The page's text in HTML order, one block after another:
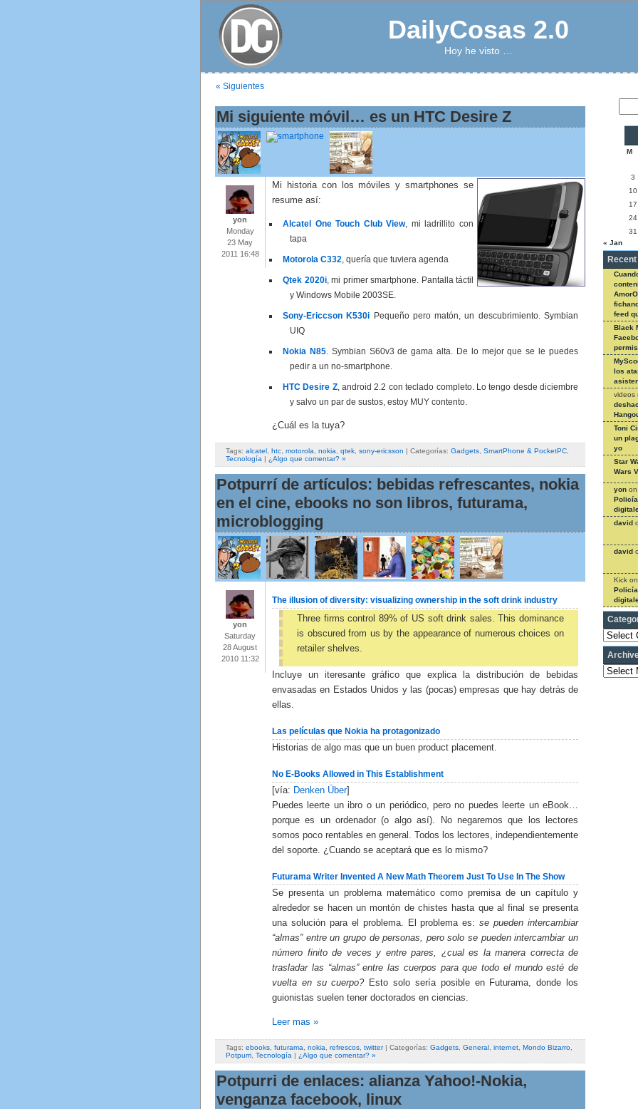
DailyCosas 2.0
Hoy he visto …
« Siguientes
Mi siguiente móvil… es un HTC Desire Z
yon
Monday
23 May
2011 16:48
Mi historia con los móviles y smartphones se
resume así:
Alcatel One Touch Club View, mi ladrillito con
tapa
Motorola C332, quería que tuviera agenda
Qtek 2020i, mi primer smartphone. Pantalla táctil
y Windows Mobile 2003SE.
Sony-Ericcson K530i Pequeño pero matón, un descubrimiento. Symbian
UIQ
Nokia N85. Symbian S60v3 de gama alta. De lo mejor que se le puedes
pedir a un no-smartphone.
HTC Desire Z, android 2.2 con teclado completo. Lo tengo desde diciembre
y salvo un par de sustos, estoy MUY contento.
¿Cuál es la tuya?
Tags: alcatel htc motorola nokia qtek sony-ericsson | Categorías: Gadgets SmartPhone & PocketPC
Tecnología | ¿Algo que comentar? »
Potpurrí de artículos: bebidas refrescantes, nokia
en el cine, ebooks no son libros, futurama,
microblogging
yon
Saturday
28 August
2010 11:32
The illusion of diversity: visualizing ownership in the soft drink industry
Three firms control 89% of US soft drink sales. This dominance
is obscured from us by the appearance of numerous choices on
retailer shelves.
Incluye un iteresante gráfico que explica la distribución de bebidas
envasadas en Estados Unidos y las (pocas) empresas que hay detrás de
ellas.
Las películas que Nokia ha protagonizado
Historias de algo mas que un buen product placement.
No E-Books Allowed in This Establishment
[vía: Denken Über]
Puedes leerte un ibro o un periódico, pero no puedes leerte un eBook…
porque es un ordenador (o algo así). No negaremos que los lectores
somos poco rentables en general. Todos los lectores, independientemente
del soporte. ¿Cuando se aceptará que es lo mismo?
Futurama Writer Invented A New Math Theorem Just To Use In The Show
Se presenta un problema matemático como premisa de un capítulo y
alrededor se hacen un montón de chistes hasta que al final se presenta
una solución para el problema. El problema es:se pueden intercambiar
“almas” entre un grupo de personas, pero solo se pueden intercambiar un
número finito de veces y entre pares, ¿cual es la manera correcta de
trasladar las “almas” entre las cuerpos para que todo el mundo esté de
vuelta en su cuerpo?Esto solo sería posible en Futurama, donde los
guionistas suelen tener doctorados en ciencias.
Leer mas »
Tags: ebooks futurama nokia refrescos twitter| Categorías: Gadgets General internet Mondo Bizarro
Potpurri Tecnología | ¿Algo que comentar? »
Potpurri de enlaces: alianza Yahoo!-Nokia,
venganza facebook, linux
M
3
10
17
24
31
« Jan
feed
Black
los
videos
Toni
un
yo
Star
Wars
yon
david
david
Kick
Categories
Archives